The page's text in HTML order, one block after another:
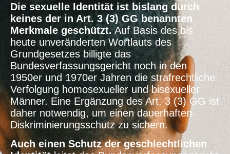
Die sexuelle Identität ist bislang durch
keines der in Art. 3 (3) GG benannten
Merkmale geschützt.Auf Basis desbis
heute unveränderten Wortlauts des
Grundgesetzes billigte das
Bundesverfassungsgericht noch in den
1950er und 1970er Jahren die strafrechtliche
Verfolgung homosexueller und bisexueller
Männer. Eine Ergänzung des Art. 3 (3) GG ist
daher notwendig, um einen dauerhaften
Diskriminierungsschutz zu sichern.
Auch einen Schutz der geschlechtlichen